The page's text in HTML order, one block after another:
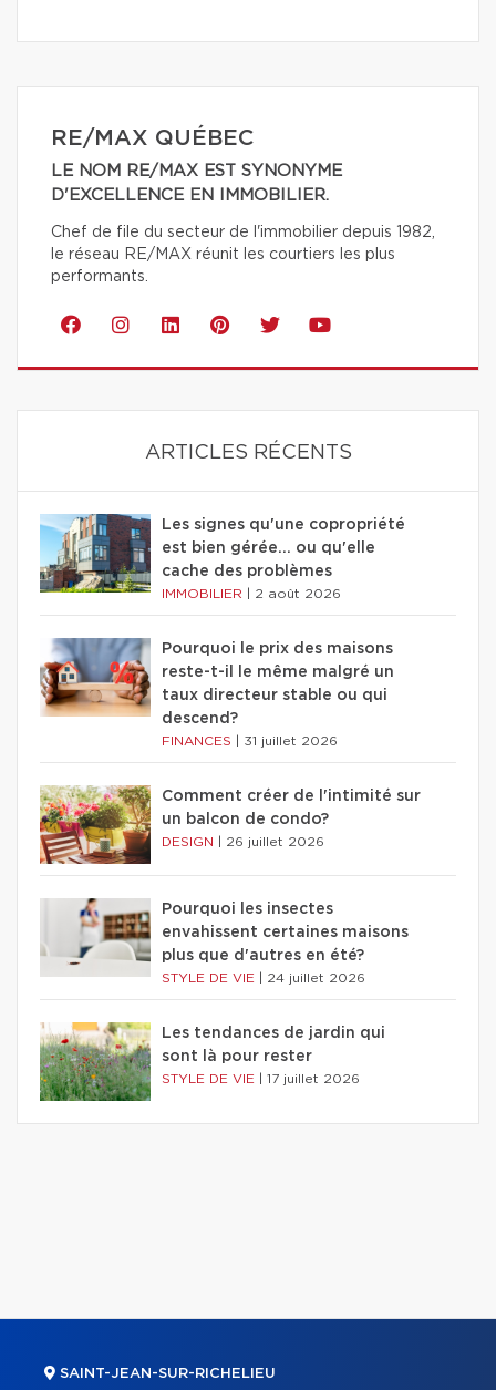
RE/MAX QUÉBEC
LE NOM RE/MAX EST SYNONYME
D'EXCELLENCE EN IMMOBILIER.
Chef de file du secteur de l'immobilier depuis 1982,
le réseau RE/MAX réunit les courtiers les plus
performants.
ARTICLES RÉCENTS
Les signes qu'une copropriété
est bien gérée… ou qu'elle
cache des problèmes
IMMOBILIER 2 août 2026
Pourquoi le prix des maisons
reste-t-il le même malgré un
taux directeur stable ou qui
descend?
FINANCES 31 juillet 2026
Comment créer de l'intimité sur
un balcon de condo?
DESIGN 26 juillet 2026
Pourquoi les insectes
envahissent certaines maisons
plus que d'autres en été?
STYLE DE VIE 24 juillet 2026
Les tendances de jardin qui
sont là pour rester
STYLE DE VIE 17 juillet 2026
SAINT-JEAN-SUR-RICHELIEU